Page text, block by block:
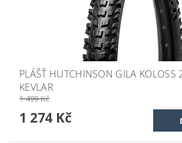
PLÁŠŤ HUTCHINSON GILA KOLOSS
KEVLAR
1 499 Kč
1 274 Kč